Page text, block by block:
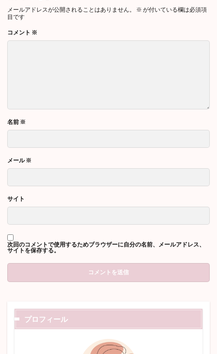
メールアドレスが公開されることはありません。 ※ が付いている欄は必須項
目です
コメント ※
名前 ※
メール※
サイト
次回のコメントで使用するためブラウザーに自分の名前、メールアドレス、
サイトを保存する。
プロフィール